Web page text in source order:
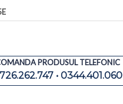
PRODUSUL TELEFONIC
• 0344.401.060